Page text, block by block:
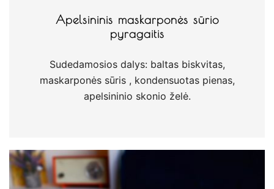
Apelsininis maskarponės sūrio
pyragaitis
Sudedamosios dalys: baltas biskvitas,
maskarponės sūris , kondensuotas pienas,
apelsininio skonio želė.